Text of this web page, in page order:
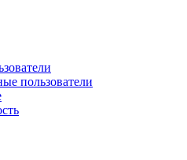
пользователи